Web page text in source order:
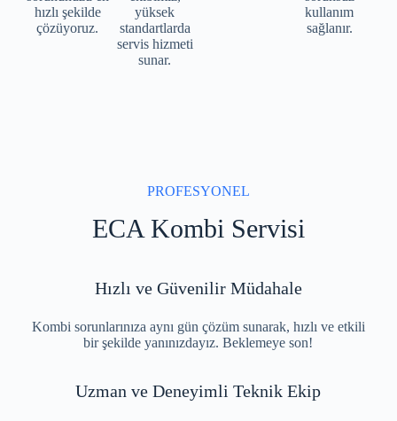
hızlı şekilde
çözüyoruz.
yüksek
standartlarda
servis hizmeti
sunar.
kullanım
sağlanır.
PROFESYONEL
ECA Kombi Servisi
Hızlı ve Güvenilir Müdahale
Kombi sorunlarınıza aynı gün çözüm sunarak, hızlı ve etkili
bir şekilde yanınızdayız. Beklemeye son!
Uzman ve Deneyimli Teknik Ekip